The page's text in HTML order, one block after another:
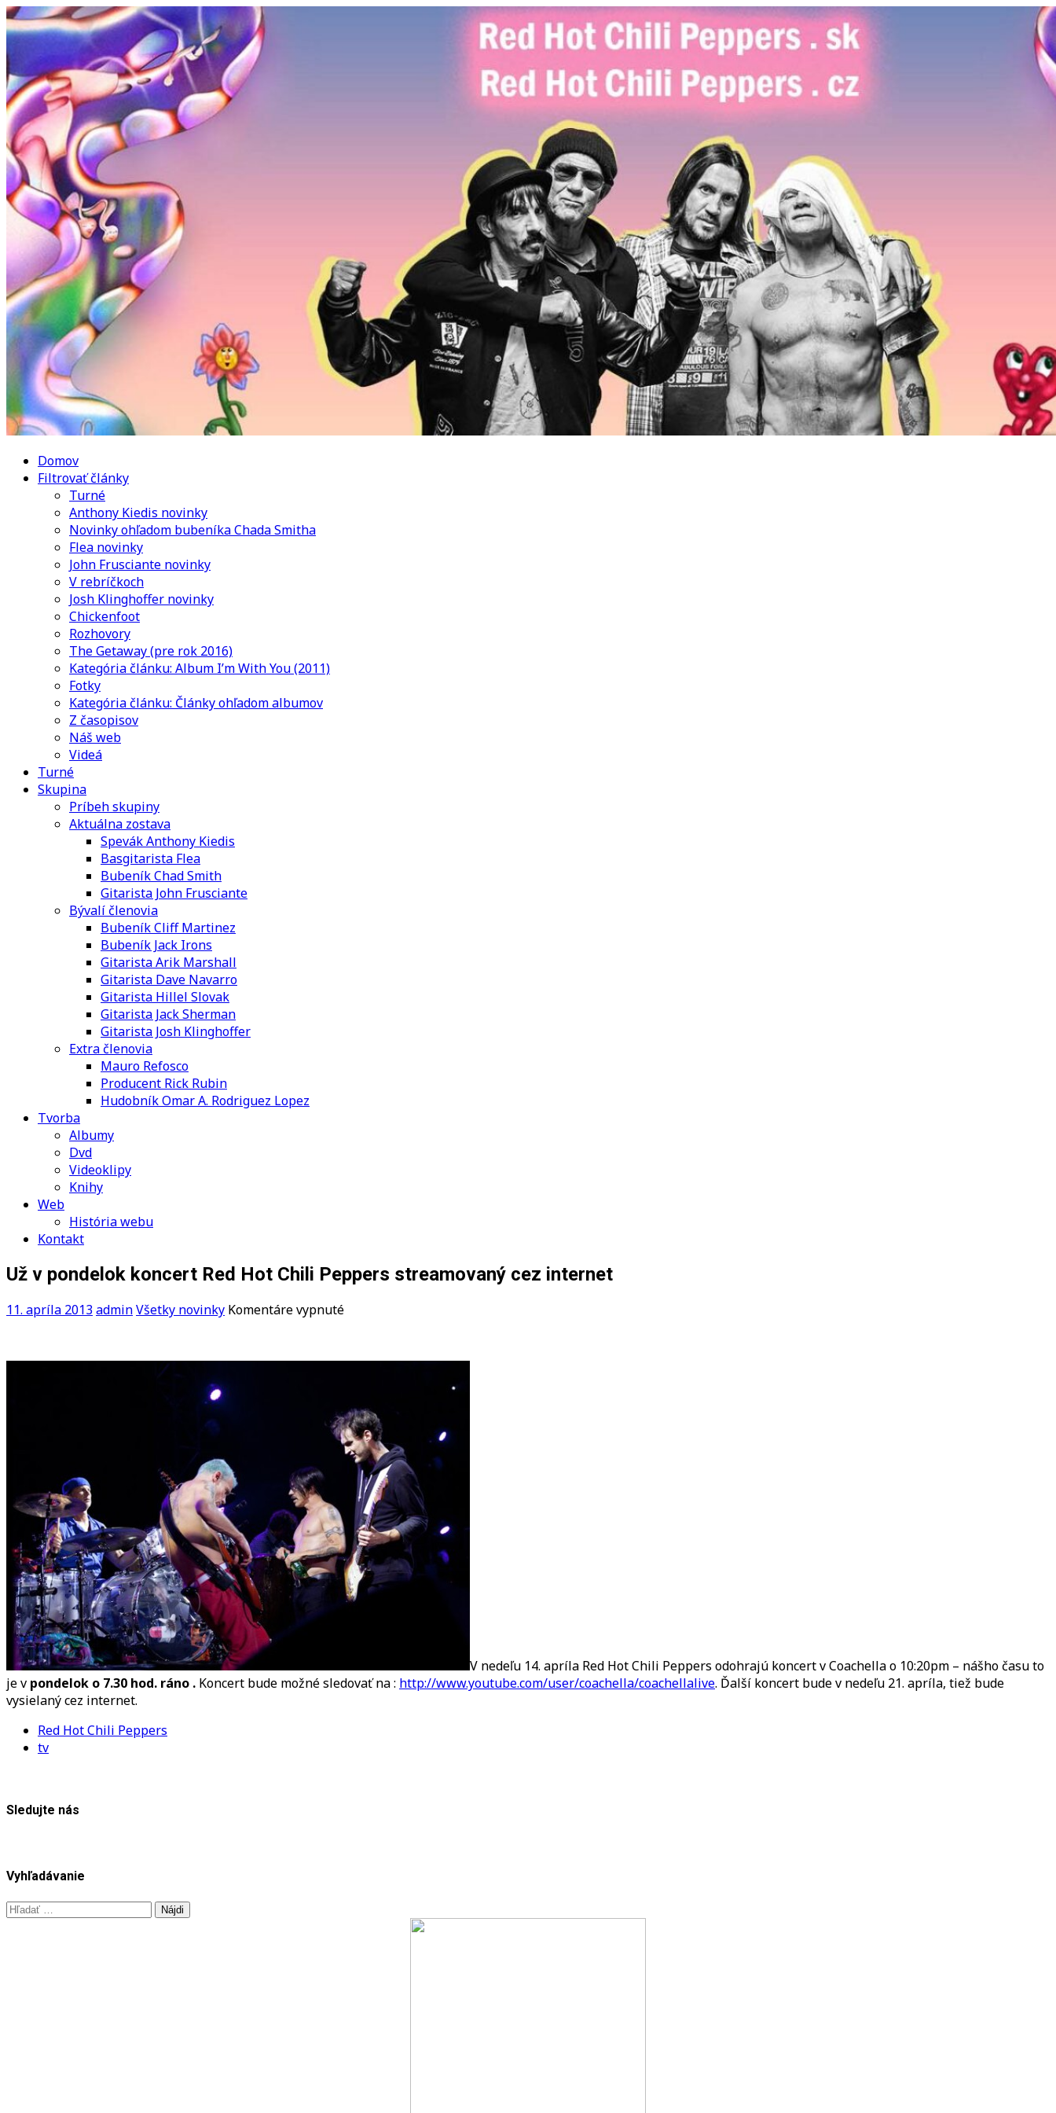
Domov
Filtrovať články
Turné
Anthony Kiedis novinky
Novinky ohľadom bubeníka Chada Smitha
Flea novinky
John Frusciante novinky
V rebríčkoch
Josh Klinghoffer novinky
Chickenfoot
Rozhovory
The Getaway (pre rok 2016)
Kategória článku: Album I’m With You (2011)
Fotky
Kategória článku: Články ohľadom albumov
Z časopisov
Náš web
Videá
Turné
Skupina
Príbeh skupiny
Aktuálna zostava
Spevák Anthony Kiedis
Basgitarista Flea
Bubeník Chad Smith
Gitarista John Frusciante
Bývalí členovia
Bubeník Cliff Martinez
Bubeník Jack Irons
Gitarista Arik Marshall
Gitarista Dave Navarro
Gitarista Hillel Slovak
Gitarista Jack Sherman
Gitarista Josh Klinghoffer
Extra členovia
Mauro Refosco
Producent Rick Rubin
Hudobník Omar A. Rodriguez Lopez
Tvorba
Albumy
Dvd
Videoklipy
Knihy
Web
História webu
Kontakt
Už v pondelok koncert Red Hot Chili Peppers streamovaný cez internet
11. apríla 2013adminVšetky novinky Komentáre vypnuténa
pondelok
Hot
Chili
Peppers
streamovaný
cez
internet
V nedeľu 14. apríla Red Hot Chili Peppers odohrajú koncert v Coachella o 10:20pm – nášho času to
je v pondelok o 7.30 hod. ráno . Koncert bude možné sledovať na : http://www.youtube.com/user/coachella/coachellalive. Ďalší koncert bude v nedeľu 21. apríla, tiež bude
vysielaný cez internet.
Red Hot Chili Peppers
tv
Sledujte nás
Vyhľadávanie
Hľadať: